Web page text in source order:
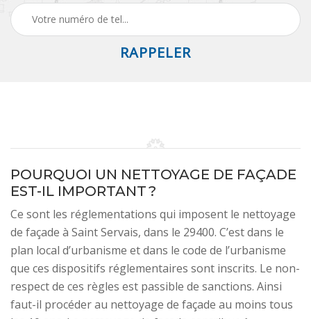
POURQUOI UN NETTOYAGE DE FAÇADE
EST-IL IMPORTANT ?
Ce sont les réglementations qui imposent le nettoyage
de façade à Saint Servais, dans le 29400. C’est dans le
plan local d’urbanisme et dans le code de l’urbanisme
que ces dispositifs réglementaires sont inscrits. Le non-
respect de ces règles est passible de sanctions. Ainsi
faut-il procéder au nettoyage de façade au moins tous